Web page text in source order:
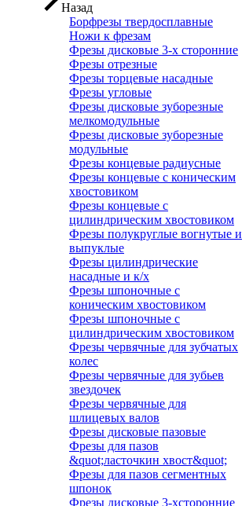
Назад
Борфрезы твердосплавные
Ножи к фрезам
Фрезы дисковые 3-х сторонние
Фрезы отрезные
Фрезы торцевые насадные
Фрезы угловые
Фрезы дисковые зуборезные
мелкомодульные
Фрезы дисковые зуборезные
модульные
Фрезы концевые радиусные
Фрезы концевые с коническим
хвостовиком
Фрезы концевые с
цилиндрическим хвостовиком
Фрезы полукруглые вогнутые и
выпуклые
Фрезы цилиндрические
насадные и к/х
Фрезы шпоночные с
коническим хвостовиком
Фрезы шпоночные с
цилиндрическим хвостовиком
Фрезы червячные для зубчатых
колес
Фрезы червячные для зубьев
звездочек
Фрезы червячные для
шлицевых валов
Фрезы дисковые пазовые
Фрезы для пазов
&quot;ласточкин хвост&quot;
Фрезы для пазов сегментных
шпонок
Фрезы дисковые 3-хсторонние